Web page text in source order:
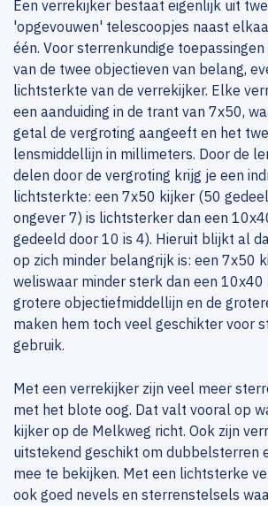
Een verrekijker bestaat eigenlijk uit
'opgevouwen' telescoopjes naast
één. Voor sterrenkundige
van de twee objectieven van belang,
lichtsterkte van de verrekijker. Elke
een aanduiding in de trant van 7x50,
getal de vergroting aangeeft en het
lensmiddellijn in millimeters. Door de
delen door de vergroting krijg je een
lichtsterkte: een 7x50 kijker (50
ongever 7) is lichtsterker dan een
gedeeld door 10 is 4). Hieruit blijkt al
op zich minder belangrijk is: een 7x50
weliswaar minder sterk dan een 10x40
grotere objectiefmiddellijn en de
maken hem toch veel geschikter voor
gebruik.
Met een verrekijker zijn veel meer
met het blote oog. Dat valt vooral op
kijker op de Melkweg richt. Ook zijn
uitstekend geschikt om dubbelsterren
mee te bekijken. Met een lichtsterke
ook goed nevels en sterrenstelsels